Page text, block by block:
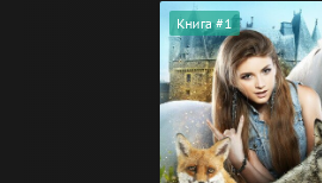
Книга #1